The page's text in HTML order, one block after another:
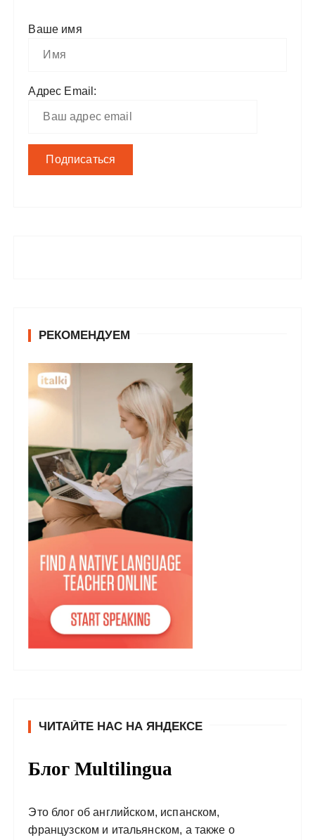
Ваше имя
Адрес Email:
РЕКОМЕНДУЕМ
ЧИТАЙТЕ НАС НА ЯНДЕКСЕ
Блог Multilingua
Это блог об английском, испанском,
французском и итальянском, а также о